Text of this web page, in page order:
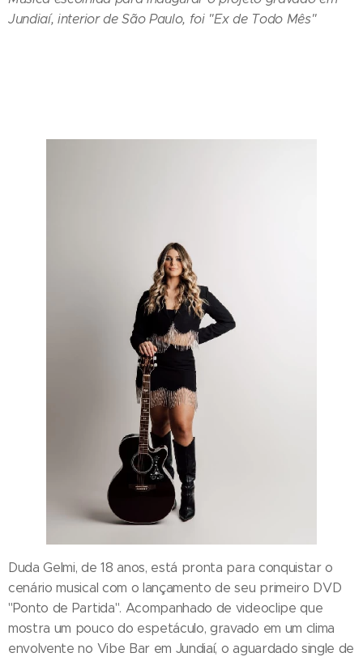
Jundiaí, interior de São Paulo, foi "Ex de Todo Mês"
Duda Gelmi, de 18 anos, está pronta para conquistar o
cenário musical com o lançamento de seu primeiro DVD
"Ponto de Partida". Acompanhado de videoclipe que
mostra um pouco do espetáculo, gravado em um clima
envolvente no Vibe Bar em Jundiaí, o aguardado single de